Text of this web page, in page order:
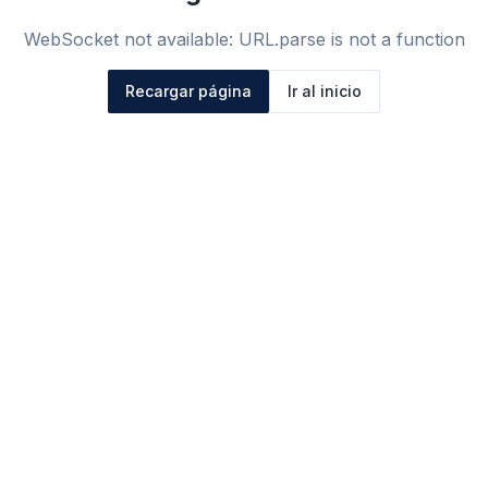
WebSocket not available: URL.parse is not a function
Recargar página Ir al inicio